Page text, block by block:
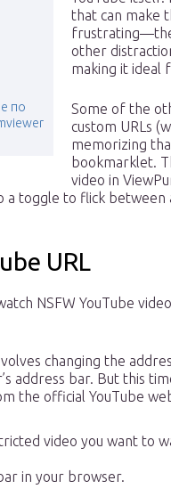
по
that can make
other
making it ideal
Some of the
custom URLs
memorizing
bookmarklet.
video in
a toggle to flick
URL
NSFW YouTube
changing the
address bar. But this
the official YouTube
video you want to
in your browser.